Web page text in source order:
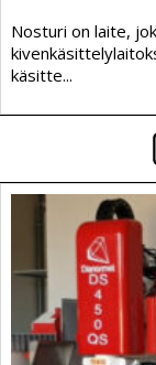
Nosturi on laite,
käsitte...